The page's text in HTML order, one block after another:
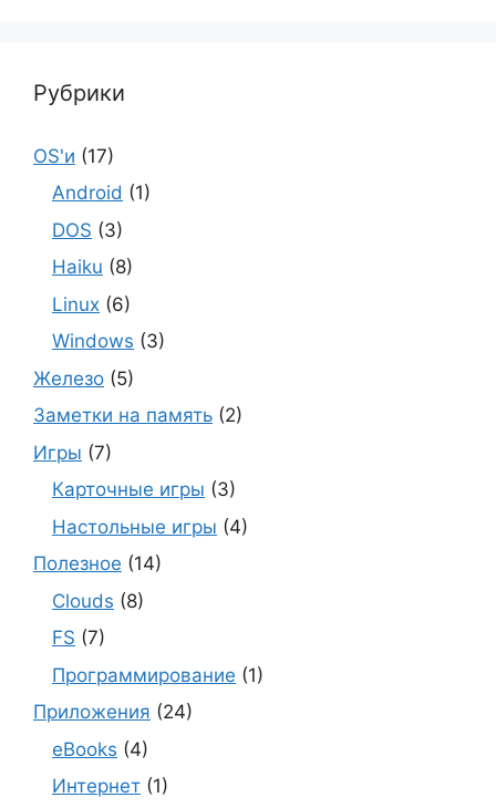
Рубрики
OS'и (17)
Android (1)
DOS (3)
Haiku (8)
Linux (6)
Windows (3)
Железо (5)
Заметки на память (2)
Игры (7)
Карточные игры (3)
Настольные игры (4)
Полезное (14)
Clouds (8)
FS (7)
Программирование (1)
Приложения (24)
eBooks (4)
Интернет (1)